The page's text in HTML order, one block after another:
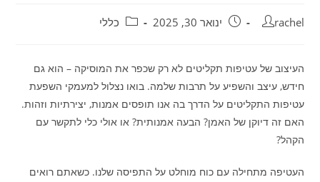
מחבר:
rachel פורסם:ינואר 30, 2025 קטגוריה:
כללי
העיצוב של עטיפות תקליטים לא רק שכפר את המוסיקה – הוא גם
חידש, עיצב והשפיע על תרבות שלמה. בואו נצלול למעמקי השפעת
עטיפות התקליטים על הדרך בה אנו תופסים אמנות, יצירתיות וזהות.
האם זה דיוקן של האמן? הבעה אמנותית? או אולי כלי לתקשר עם
הקהל?
העטיפה מתחילה עם כוח מוחלט על התפיסה שלנו. כשאתם רואים